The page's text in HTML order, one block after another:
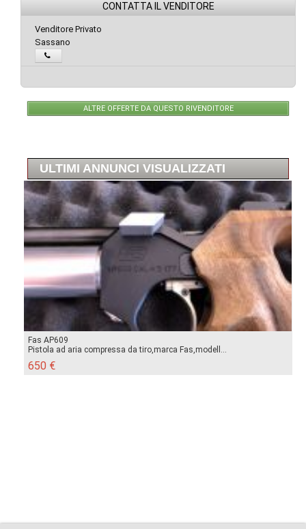
CONTATTA IL VENDITORE
Venditore Privato
Sassano
ALTRE OFFERTE DA QUESTO RIVENDITORE
ULTIMI ANNUNCI VISUALIZZATI
Fas AP609
Pistola ad aria compressa da tiro,marca Fas,modell...
650 €